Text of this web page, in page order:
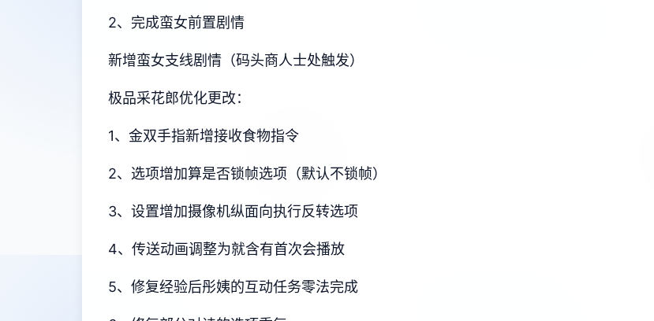
2、完成蛮女前置剧情
新增蛮女支线剧情（码头商人士处触发）
极品采花郎优化更改：
1、金双手指新增接收食物指令
2、选项增加算是否锁帧选项（默认不锁帧）
3、设置增加摄像机纵面向执行反转选项
4、传送动画调整为就含有首次会播放
5、修复经验后彤姨的互动任务零法完成